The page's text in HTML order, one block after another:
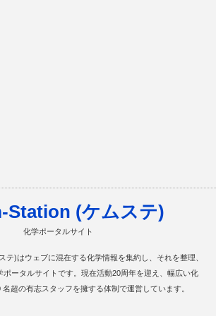
Station (ケムステ)
化学ポータルサイト
テ)はウェブに混在する化学情報を集約し、それを整理、
ポータルサイトです。現在活動20周年を迎え、幅広い化
超の有志スタッフを擁する体制で運営しています。